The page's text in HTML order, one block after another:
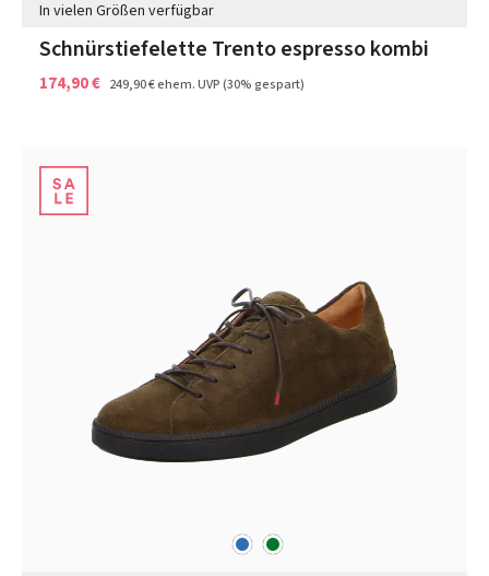
In vielen Größen verfügbar
Schnürstiefelette Trento espresso kombi
174,90 € 249,90 €ehem. UVP(30% gespart)
blau grün